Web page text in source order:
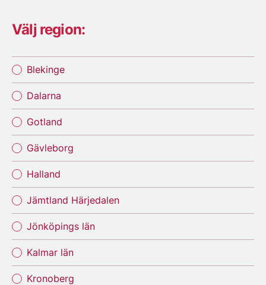
Välj region:
Blekinge
Dalarna
Gotland
Gävleborg
Halland
Jämtland Härjedalen
Jönköpings län
Kalmar län
Kronoberg